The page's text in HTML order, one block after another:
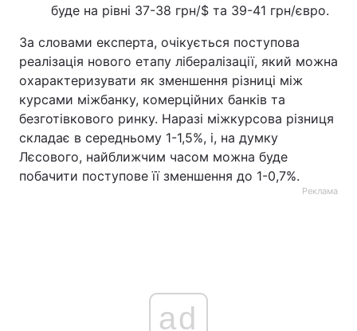
буде на рівні 37-38 грн/$ та 39-41 грн/євро.
За словами експерта, очікується поступова
реалізація нового етапу лібералізації, який можна
охарактеризувати як зменшення різниці між
курсами міжбанку, комерційних банків та
безготівкового ринку. Наразі міжкурсова різниця
складає в середньому 1-1,5%, і, на думку
Лєсового, найближчим часом можна буде
побачити поступове її зменшення до 1-0,7%.
Реклама
ad